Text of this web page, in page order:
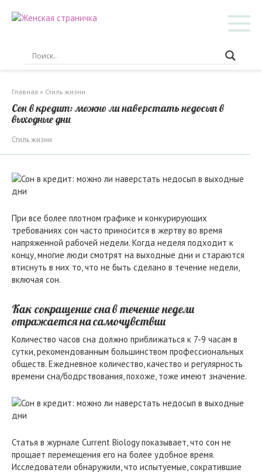
Главная » Стиль жизни
Сон в кредит: можно ли наверстать недосып в
выходные дни
Стиль жизни
При все более плотном графике и конкурирующих
требованиях сон часто приносится в жертву во время
напряженной рабочей недели. Когда неделя подходит к
концу, многие люди смотрят на выходные дни и стараются
втиснуть в них то, что не быть сделано в течение недели,
включая сон.
Как сокращение сна в течение недели
отражается на самочувствии
Количество часов сна должно приближаться к 7-9 часам в
сутки, рекомендованным большинством профессиональных
обществ. Ежедневное количество, качество и регулярность
времени сна/бодрствования, похоже, тоже имеют значение.
Статья в журнале Current Biology показывает, что сон не
прощает перемещения его на более удобное время.
Исследователи обнаружили, что испытуемые, сократившие